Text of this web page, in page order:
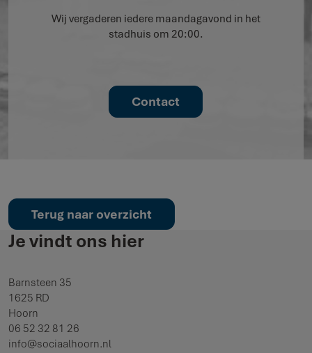
Wij vergaderen iedere maandagavond in het
stadhuis om 20:00.
Contact
Terug naar overzicht
Je vindt ons hier
Barnsteen 35
1625 RD
Hoorn
06 52 32 81 26
info@sociaalhoorn.nl